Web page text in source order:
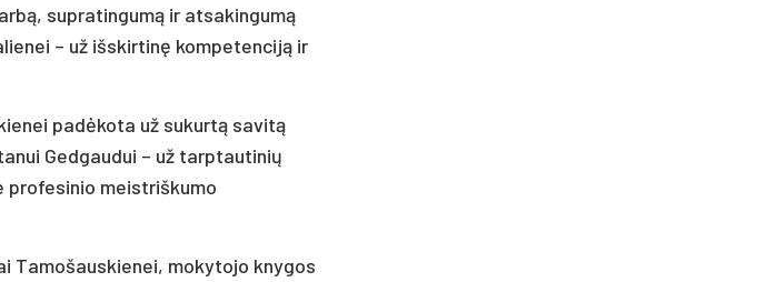
supratingumą ir atsakingumą
– už išskirtinę kompetenciją ir
padėkota už sukurtą savitą
Gedgaudui – už tarptautinių
profesinio meistriškumo
Tamošauskienei, mokytojo knygos